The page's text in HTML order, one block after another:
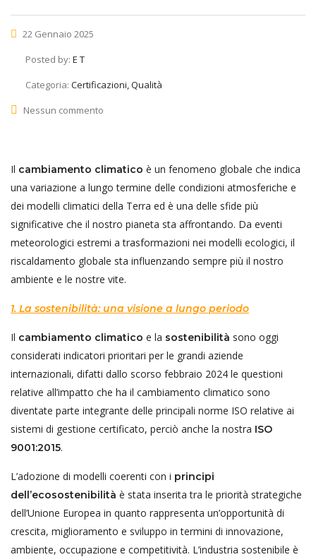
22 Gennaio 2025
Posted by: E T
Categoria: Certificazioni, Qualità
Nessun commento
Il cambiamento climatico è un fenomeno globale che indica
una variazione a lungo termine delle condizioni atmosferiche e
dei modelli climatici della Terra ed è una delle sfide più
significative che il nostro pianeta sta affrontando. Da eventi
meteorologici estremi a trasformazioni nei modelli ecologici, il
riscaldamento globale sta influenzando sempre più il nostro
ambiente e le nostre vite.
1. La sostenibilità: una visione a lungo periodo
Il cambiamento climatico e la sostenibilità sono oggi
considerati indicatori prioritari per le grandi aziende
internazionali, difatti dallo scorso febbraio 2024 le questioni
relative all’impatto che ha il cambiamento climatico sono
diventate parte integrante delle principali norme ISO relative ai
sistemi di gestione certificato, perciò anche la nostra ISO
9001:2015.
L’adozione di modelli coerenti con i principi
dell’ecosostenibilità è stata inserita tra le priorità strategiche
dell’Unione Europea in quanto rappresenta un’opportunità di
crescita, miglioramento e sviluppo in termini di innovazione,
ambiente, occupazione e competitività. L’industria sostenibile è